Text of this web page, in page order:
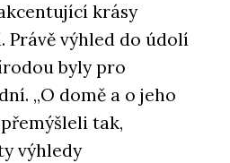
krásy
Právě výhled do údolí
byly pro
„O domě a o jeho
tak,
výhledy